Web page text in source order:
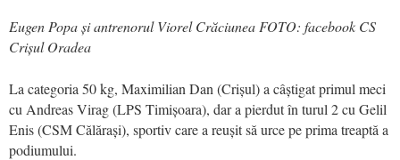
Eugen Popa și antrenorul Viorel Crăciunea FOTO: facebook CS
Crișul Oradea
La categoria 50 kg, Maximilian Dan (Crișul) a câștigat primul meci
cu Andreas Virag (LPS Timișoara), dar a pierdut în turul 2 cu Gelil
Enis (CSM Călărași), sportiv care a reușit să urce pe prima treaptă a
podiumului.